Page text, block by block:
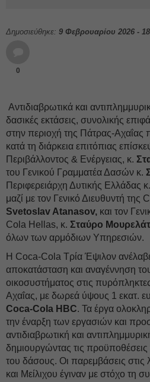
Δημοσιεύθηκε: 9 Φεβρουαρίου 2026 -
0
Αντιδιαβρωτικά και
δασικές εκτάσεις, συνολικής
στην περιοχή της Πάτρας-
κατά τη διάρκεια επιτόπιας
Περιβάλλοντος & Ενέργειας, κ.
του Γενικού Γραμματέα Δασών κ.
Περιφερειάρχη Δυτικής Ελλάδας κ.
μαζί με τον Γενικό Διευθυντή
Svetoslav Atanasov, και τον
Cola Hellas, κ. Σταύρο
όλων των αρμόδιων Υπηρεσιών.
Η Coca-Cola Τρία Έψιλον
αποκατάσταση και αναγέννηση
οικοσυστήματος στις
Αχαΐας, με δωρεά ύψους 1 εκατ.
Coca-Cola HBC. Τα έργα
την έναρξη των εργασιών και
αντιδιαβρωτική και
δημιουργώντας τις
του δάσους. Οι παρεμβάσεις
και Μείλιχου έγιναν με στόχο τη